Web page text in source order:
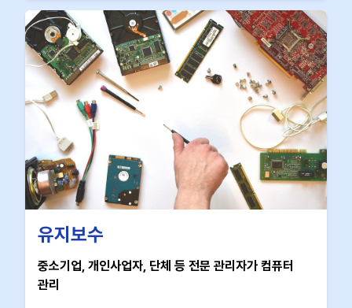
유지보수
중소기업, 개인사업자, 단체 등 전문 관리자가 컴퓨터
관리